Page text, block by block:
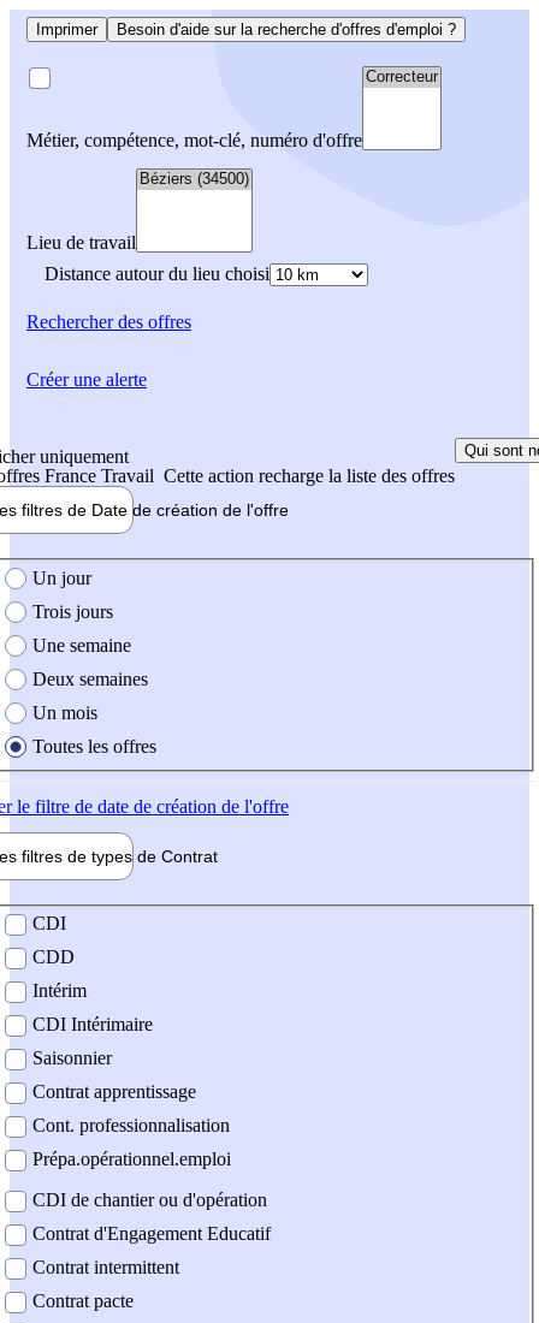
Imprimer Besoin d'aide sur la recherche d'offres d'emploi ?
Métier, compétence, mot-clé, numéro d'offre
Lieu de travail
Distance autour du lieu choisi
Rechercherdes offres
uniquement
France Travail Cette action recharge la liste des offres
Qui sont
filtres de Date de création de l'offre
création de l'offre
Un jour
Trois jours
Une semaine
Deux semaines
Un mois
Toutes les offres
le filtre de date de création de l'offre
filtres de types de Contrat
contrat
CDI
CDD
Intérim
CDI Intérimaire
Saisonnier
Contrat apprentissage
Cont. professionnalisation
Prépa.opérationnel.emploi
CDI de chantier ou d'opération
Contrat d'Engagement Educatif
Contrat intermittent
Contrat pacte
Créer une alerte